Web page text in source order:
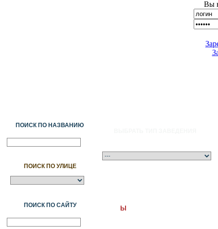
Вы
ПОИСК ПО НАЗВАНИЮ
ПОИСК ПО УЛИЦЕ
ПОИСК ПО САЙТУ Ы